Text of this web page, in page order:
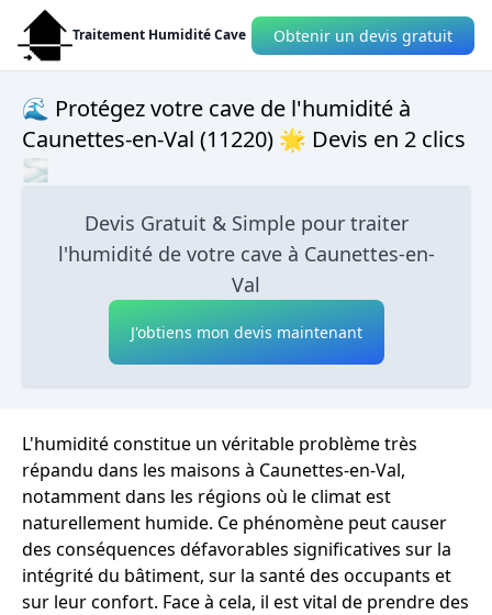
Traitement Humidité Cave Obtenir un devis gratuit
🌊 Protégez votre cave de l'humidité à
Caunettes-en-Val (11220) 🌟 Devis en 2 clics
🌫
Devis Gratuit & Simple pour traiter
l'humidité de votre cave à Caunettes-en-
Val
J'obtiens mon devis maintenant
L'humidité constitue un véritable problème très
répandu dans les maisons à Caunettes-en-Val,
notamment dans les régions où le climat est
naturellement humide. Ce phénomène peut causer
des conséquences défavorables significatives sur la
intégrité du bâtiment, sur la santé des occupants et
sur leur confort. Face à cela, il est vital de prendre des